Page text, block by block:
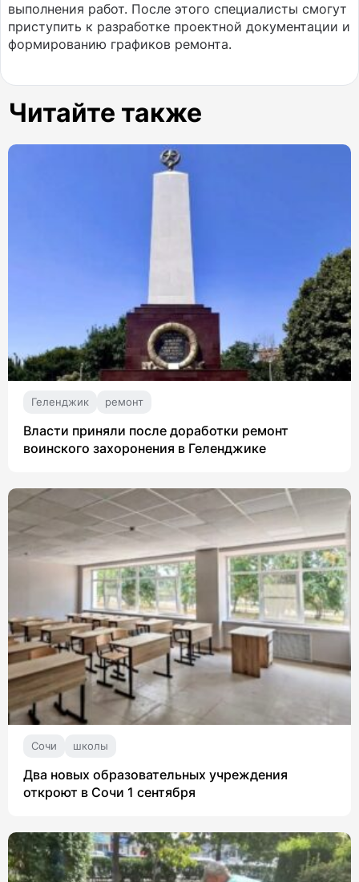
выполнения работ. После этого специалисты смогут
приступить к разработке проектной документации и
формированию графиков ремонта.
Читайте также
Геленджик ремонт
Власти приняли после доработки ремонт
воинского захоронения в Геленджике
Сочи школы
Два новых образовательных учреждения
откроют в Сочи 1 сентября